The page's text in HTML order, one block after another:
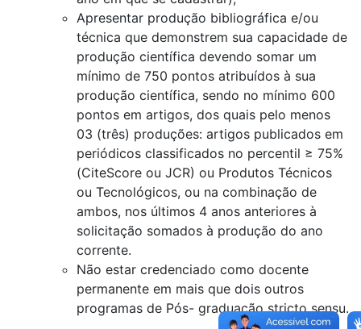
Apresentar produção bibliográfica e/ou
técnica que demonstrem sua capacidade de
produção científica devendo somar um
mínimo de 750 pontos atribuídos à sua
produção científica, sendo no mínimo 600
pontos em artigos, dos quais pelo menos
03 (três) produções: artigos publicados em
periódicos classificados no percentil ≥ 75%
(CiteScore ou JCR) ou Produtos Técnicos
ou Tecnológicos, ou na combinação de
ambos, nos últimos 4 anos anteriores à
solicitação somados à produção do ano
corrente.
Não estar credenciado como docente
permanente em mais que dois outros
programas de Pós- graduação stricto sensu.